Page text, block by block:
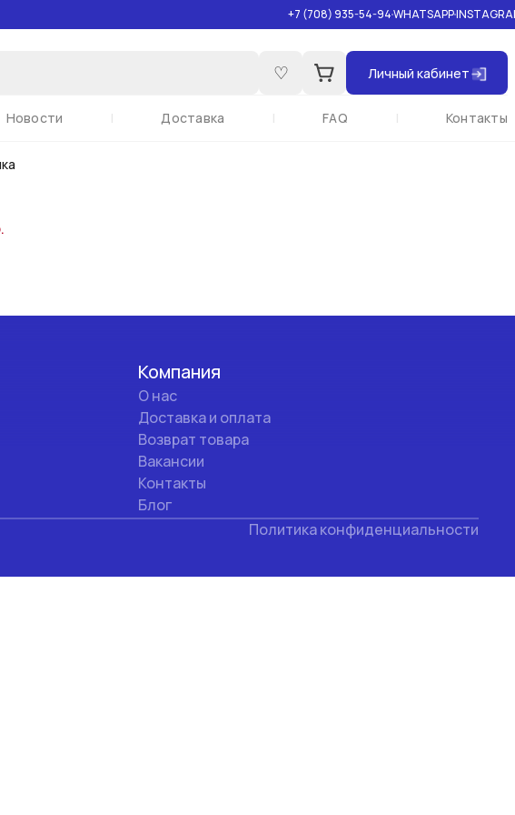
+7 (708) 935-54-94WHATSAPP
♡ Личный кабинет
Новости | Доставка | FAQ | Контакты
Компания
О нас
Доставка и оплата
Возврат товара
Вакансии
Контакты
Блог
Политика конфиденциальности